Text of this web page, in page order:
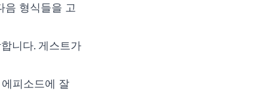
음 형식들을 고
니다. 게스트가
피소드에 잘